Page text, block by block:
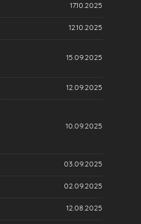
17.10.2025
12.10.2025
15.09.2025
12.09.2025
10.09.2025
03.09.2025
02.09.2025
12.08.2025